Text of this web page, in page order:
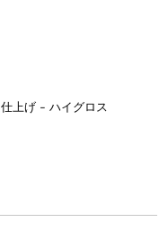
上げ - ハイグロス